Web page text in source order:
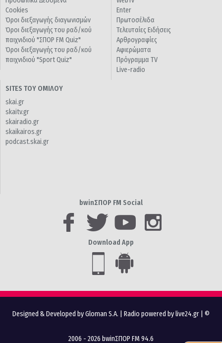
Cookies
Όροι διεξαγωγής διαγωνισμών
Όροι διεξαγωγής του ραδ/κού
παιχνιδιού "ΣΠΟΡ FM Quiz"
Όροι διεξαγωγής του ραδ/κού
παιχνιδιού "Sport Quiz"
Enter
Πρωτοσέλιδα
Τελευταίες Ειδήσεις
Αρθρογραφίες
Αφιερώματα
Πρόγραμμα TV
Live-radio
SITES ΤΟΥ ΟΜΙΛΟΥ
skai.gr
skaitv.gr
skairadio.gr
skaikairos.gr
podcast.skai.gr
bwinΣΠΟΡ FM Social
Download App
Designed & Developed by Gloman S.A. Radio powered by live24.gr | ©
2006 - 2026 bwinΣΠΟΡ FM 94.6